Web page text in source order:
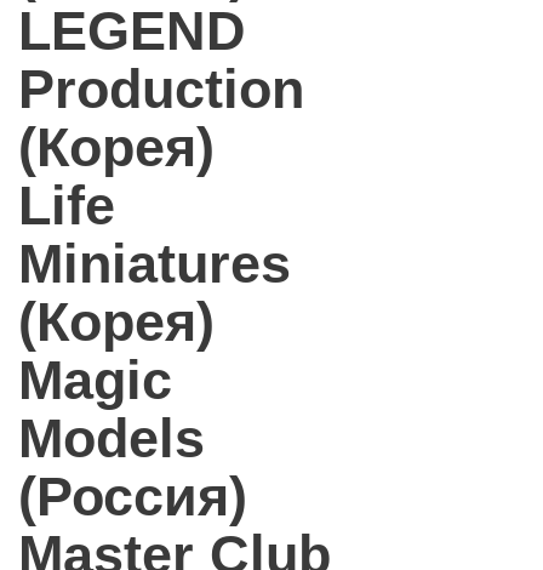
LEGEND
Production
(Корея)
Life
Miniatures
(Корея)
Magic
Models
(Россия)
Master Club